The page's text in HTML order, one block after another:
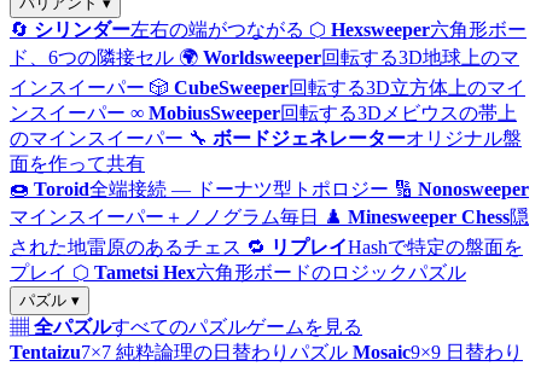
🔄 シリンダー左右の端がつながる ⬡ Hexsweeper六角形ボー
ド、6つの隣接セル 🌍 Worldsweeper回転する3D地球上のマ
インスイーパー 🎲 CubeSweeper回転する3D立方体上のマイ
ンスイーパー ∞ MobiusSweeper回転する3Dメビウスの帯上
のマインスイーパー 🔧 ボードジェネレーターオリジナル盤
面を作って共有
🍩 Toroid全端接続 — ドーナツ型トポロジー 🔢 Nonosweeper
マインスイーパー＋ノノグラム毎日
♟️ Minesweeper Chess隠
された地雷原のあるチェス 🔁 リプレイHashで特定の盤面を
プレイ ⬡ Tametsi Hex六角形ボードのロジックパズル
パズル ▾
▦ 全パズルすべてのパズルゲームを見る
Tentaizu7×7 純粋論理の日替わりパズル Mosaic9×9 日替わり